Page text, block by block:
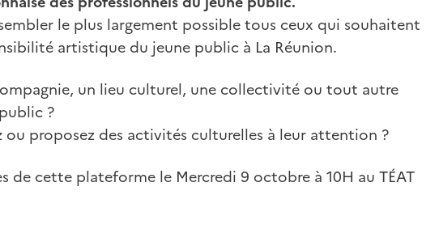
le plus largement possible tous ceux qui souhaitent
artistique du jeune public à La Réunion.
un lieu culturel, une collectivité ou tout autre
?
ou proposez des activités culturelles à leur attention ?
de cette plateforme le Mercredi 9 octobre à 10H au TÉAT